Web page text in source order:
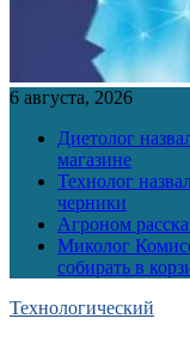
6 августа, 2026
Диетолог
магазине
Технолог
черники
Агроном
Миколог
собирать в
Технологический